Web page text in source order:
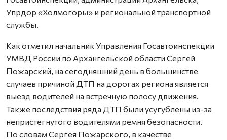
Упрдор «Холмогоры» и региональной транспортной
службы.
Как отметил начальник Управления Госавтоинспекции
УМВД России по Архангельской области Сергей
Пожарский, на сегодняшний день в большинстве
случаев причиной ДТП на дорогах региона является
выезд водителей на встречную полосу движения.
Также последствия ряда ДТП были усугублены из-за
непристегнутого водителями ремня безопасности.
По словам Сергея Пожарского, в качестве